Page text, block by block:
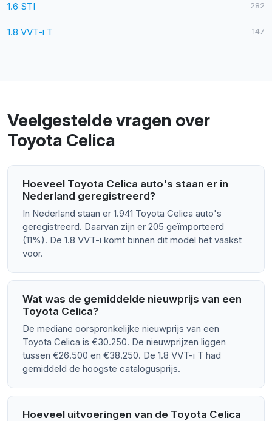
1.6 STI 282
1.8 VVT-i T 147
Veelgestelde vragen over
Toyota Celica
Hoeveel Toyota Celica auto's staan er in
Nederland geregistreerd?
In Nederland staan er 1.941 Toyota Celica auto's
geregistreerd. Daarvan zijn er 205 geïmporteerd
(11%). De 1.8 VVT-i komt binnen dit model het vaakst
voor.
Wat was de gemiddelde nieuwprijs van een
Toyota Celica?
De mediane oorspronkelijke nieuwprijs van een
Toyota Celica is €30.250. De nieuwprijzen liggen
tussen €26.500 en €38.250. De 1.8 VVT-i T had
gemiddeld de hoogste catalogusprijs.
Hoeveel uitvoeringen van de Toyota Celica